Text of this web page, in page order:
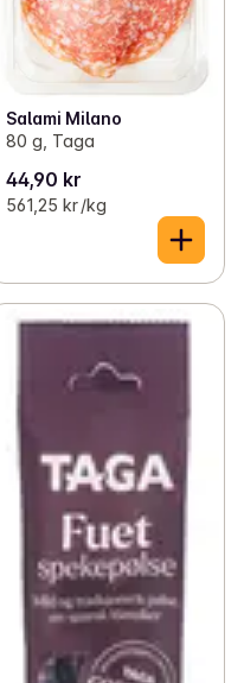
Salami Milano
80 g, Taga
44,90 kr
561,25 kr /kg